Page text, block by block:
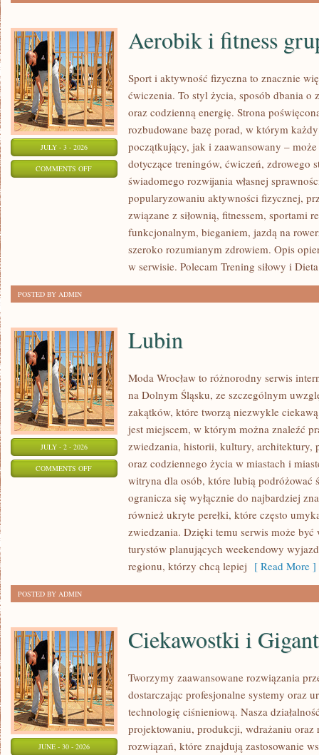
JULY - 3 - 2026
COMMENTS OFFON
Aerobik i fitness
Sport i aktywność fizyczna to znacznie
ćwiczenia. To styl życia, sposób dbania o
oraz codzienną energię. Strona
rozbudowane bazę porad, w którym
początkujący, jak i zaawansowany –
dotyczące treningów, ćwiczeń, zdrowego
świadomego rozwijania własnej
popularyzowaniu aktywności fizycznej,
związane z siłownią, fitnessem, sportami
funkcjonalnym, bieganiem, jazdą na
szeroko rozumianym zdrowiem. Opis
w serwisie. Polecam Trening siłowy i
POSTED BY ADMIN
JULY - 2 - 2026
COMMENTS OFFON
Lubin
Moda Wrocław to różnorodny serwis
na Dolnym Śląsku, ze szczególnym
zakątków, które tworzą niezwykle
jest miejscem, w którym można znaleźć
zwiedzania, historii, kultury, architektury,
oraz codziennego życia w miastach i
witryna dla osób, które lubią podróżować
ogranicza się wyłącznie do najbardziej
również ukryte perełki, które często
zwiedzania. Dzięki temu serwis może
turystów planujących weekendowy
regionu, którzy chcą lepiej [ Read More ]
POSTED BY ADMIN
JUNE - 30 - 2026
Ciekawostki i
Tworzymy zaawansowane rozwiązania
dostarczając profesjonalne systemy oraz
technologię ciśnieniową. Nasza
projektowaniu, produkcji, wdrażaniu oraz
rozwiązań, które znajdują zastosowanie